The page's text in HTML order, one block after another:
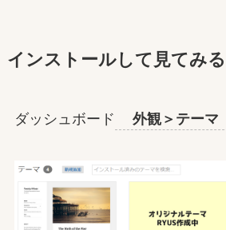
インストールして見てみる
ダッシュボード 外観＞テーマ